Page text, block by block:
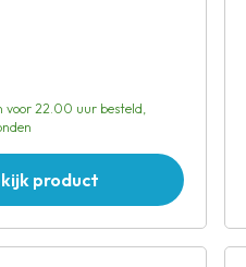
voor 22.00 uur besteld,
product